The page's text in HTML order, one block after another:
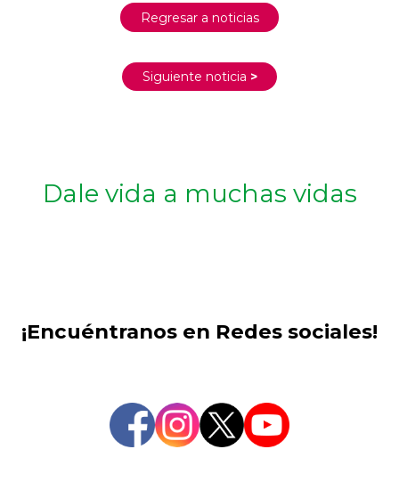
Regresar a noticias
Siguiente noticia >
Dale vida a muchas vidas
¡Encuéntranos en Redes sociales!